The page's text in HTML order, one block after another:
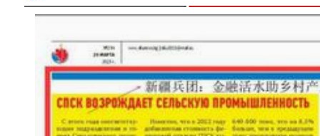
阿克苏好地方·龟兹之美